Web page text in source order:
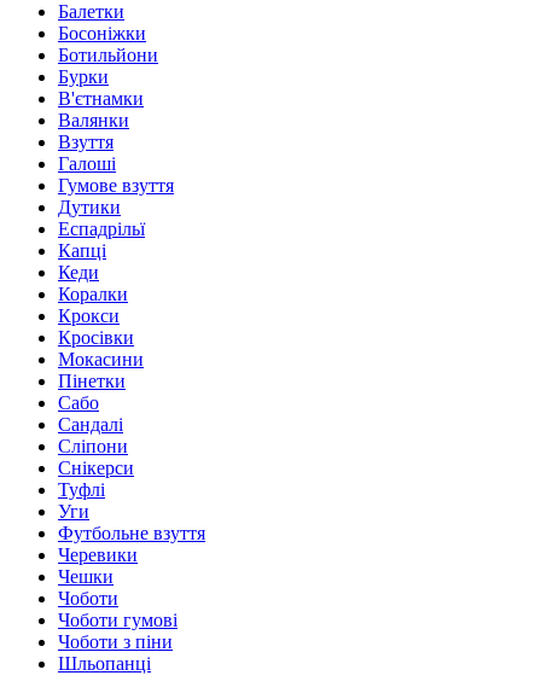
Балетки
Босоніжки
Ботильйони
Бурки
В'єтнамки
Валянки
Взуття
Галоші
Гумове взуття
Дутики
Еспадрільї
Капці
Кеди
Коралки
Крокси
Кросівки
Мокасини
Пінетки
Сабо
Сандалі
Сліпони
Снікерси
Туфлі
Уги
Футбольне взуття
Черевики
Чешки
Чоботи
Чоботи гумові
Чоботи з піни
Шльопанці